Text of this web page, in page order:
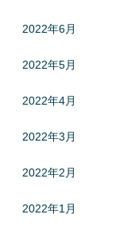
2022年6月
2022年5月
2022年4月
2022年3月
2022年2月
2022年1月